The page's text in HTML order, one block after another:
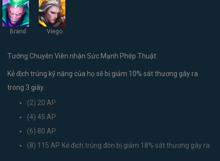
Brand Viego
Tướng Chuyên Viên nhận Sức Mạnh Phép Thuật.
Kẻ địch trúng kỹ năng của họ sẽ bị giảm 10% sát thương gây ra
trong 3 giây.
(2) 20 AP
(4) 45 AP
(6) 80 AP
(8) 115 AP. Kẻ địch trúng đòn bị giảm 18% sát thương gây ra.